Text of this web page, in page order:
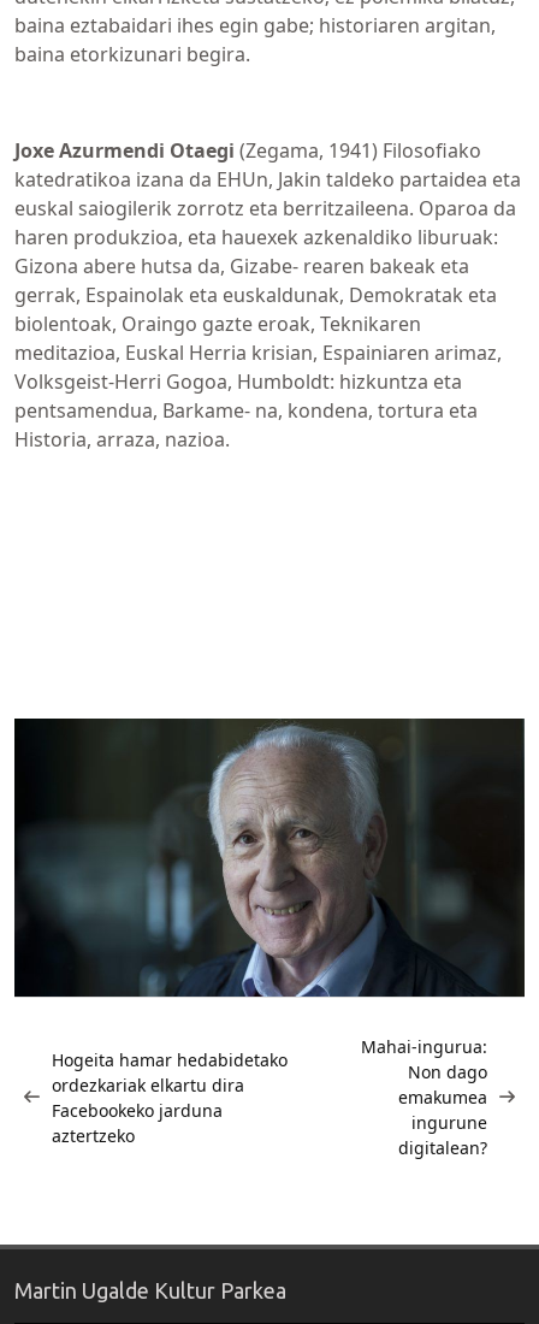
baina eztabaidari ihes egin gabe; historiaren argitan,
baina etorkizunari begira.
Joxe Azurmendi Otaegi (Zegama, 1941) Filosofiako
katedratikoa izana da EHUn, Jakin taldeko partaidea eta
euskal saiogilerik zorrotz eta berritzaileena. Oparoa da
haren produkzioa, eta hauexek azkenaldiko liburuak:
Gizona abere hutsa da, Gizabe- rearen bakeak eta
gerrak, Espainolak eta euskaldunak, Demokratak eta
biolentoak, Oraingo gazte eroak, Teknikaren
meditazioa, Euskal Herria krisian, Espainiaren arimaz,
Volksgeist-Herri Gogoa, Humboldt: hizkuntza eta
pentsamendua, Barkame- na, kondena, tortura eta
Historia, arraza, nazioa.
zehar
nabigatu
Hogeita hamar hedabidetako
ordezkariak elkartu dira
Facebookeko jarduna
aztertzeko
Mahai-ingurua:
Non dago
emakumea
ingurune
digitalean?
Martin Ugalde Kultur Parkea